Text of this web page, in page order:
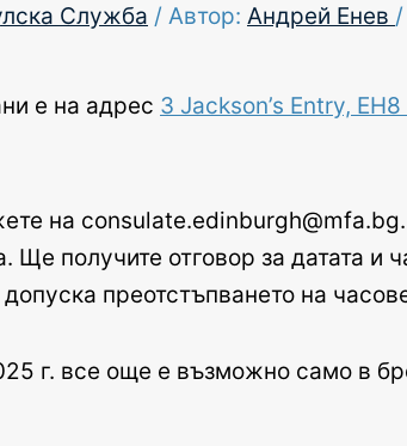
Служба / Автор: Андрей Енев /
е на адрес 3 Jackson’s Еntry, EH8
на
Ще получите отговор за датата и
преотстъпването на
г. все още е възможно само в